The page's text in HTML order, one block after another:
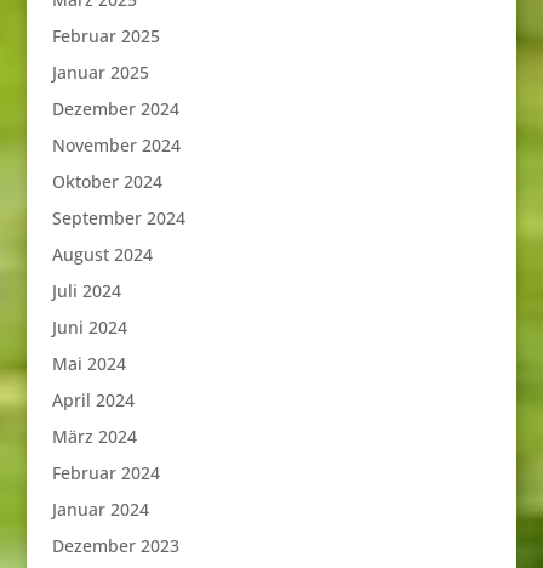
Februar 2025
Januar 2025
Dezember 2024
November 2024
Oktober 2024
September 2024
August 2024
Juli 2024
Juni 2024
Mai 2024
April 2024
März 2024
Februar 2024
Januar 2024
Dezember 2023